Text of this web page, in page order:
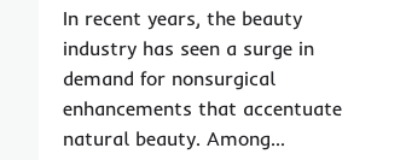
In recent years, the beauty
industry has seen a surge in
demand for nonsurgical
enhancements that accentuate
natural beauty. Among…